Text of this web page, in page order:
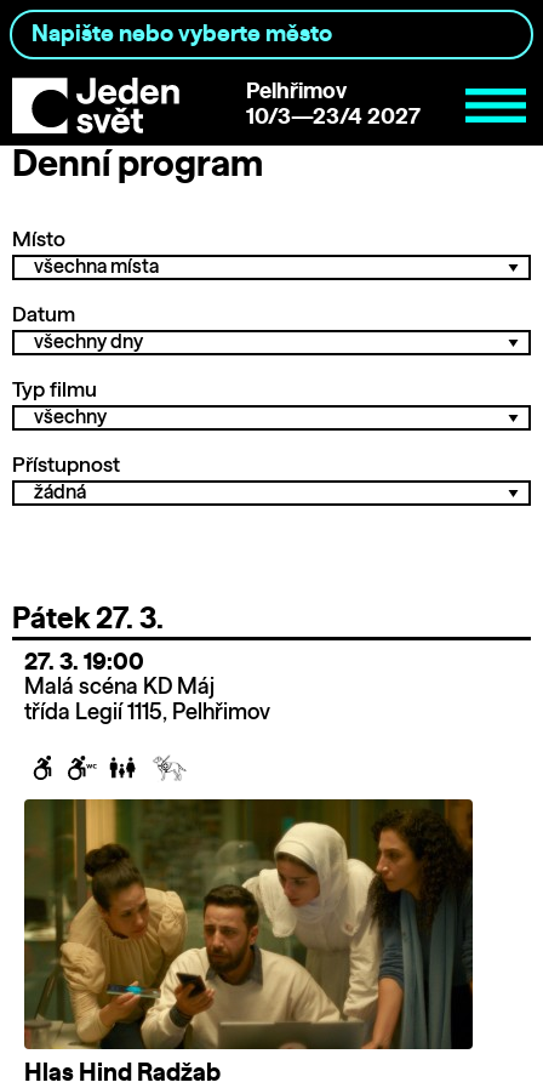
Pelhřimov
10/3—23/4 2027
Denní program
Místo
Datum
Typ filmu
Přístupnost
Pátek 27. 3.
27. 3. 19:00
Malá scéna KD Máj
třída Legií 1115, Pelhřimov
Hlas Hind Radžab